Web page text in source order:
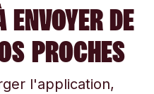
DE
PROCHES
l'application,